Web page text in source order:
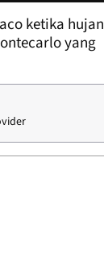
ketika hujan
yang